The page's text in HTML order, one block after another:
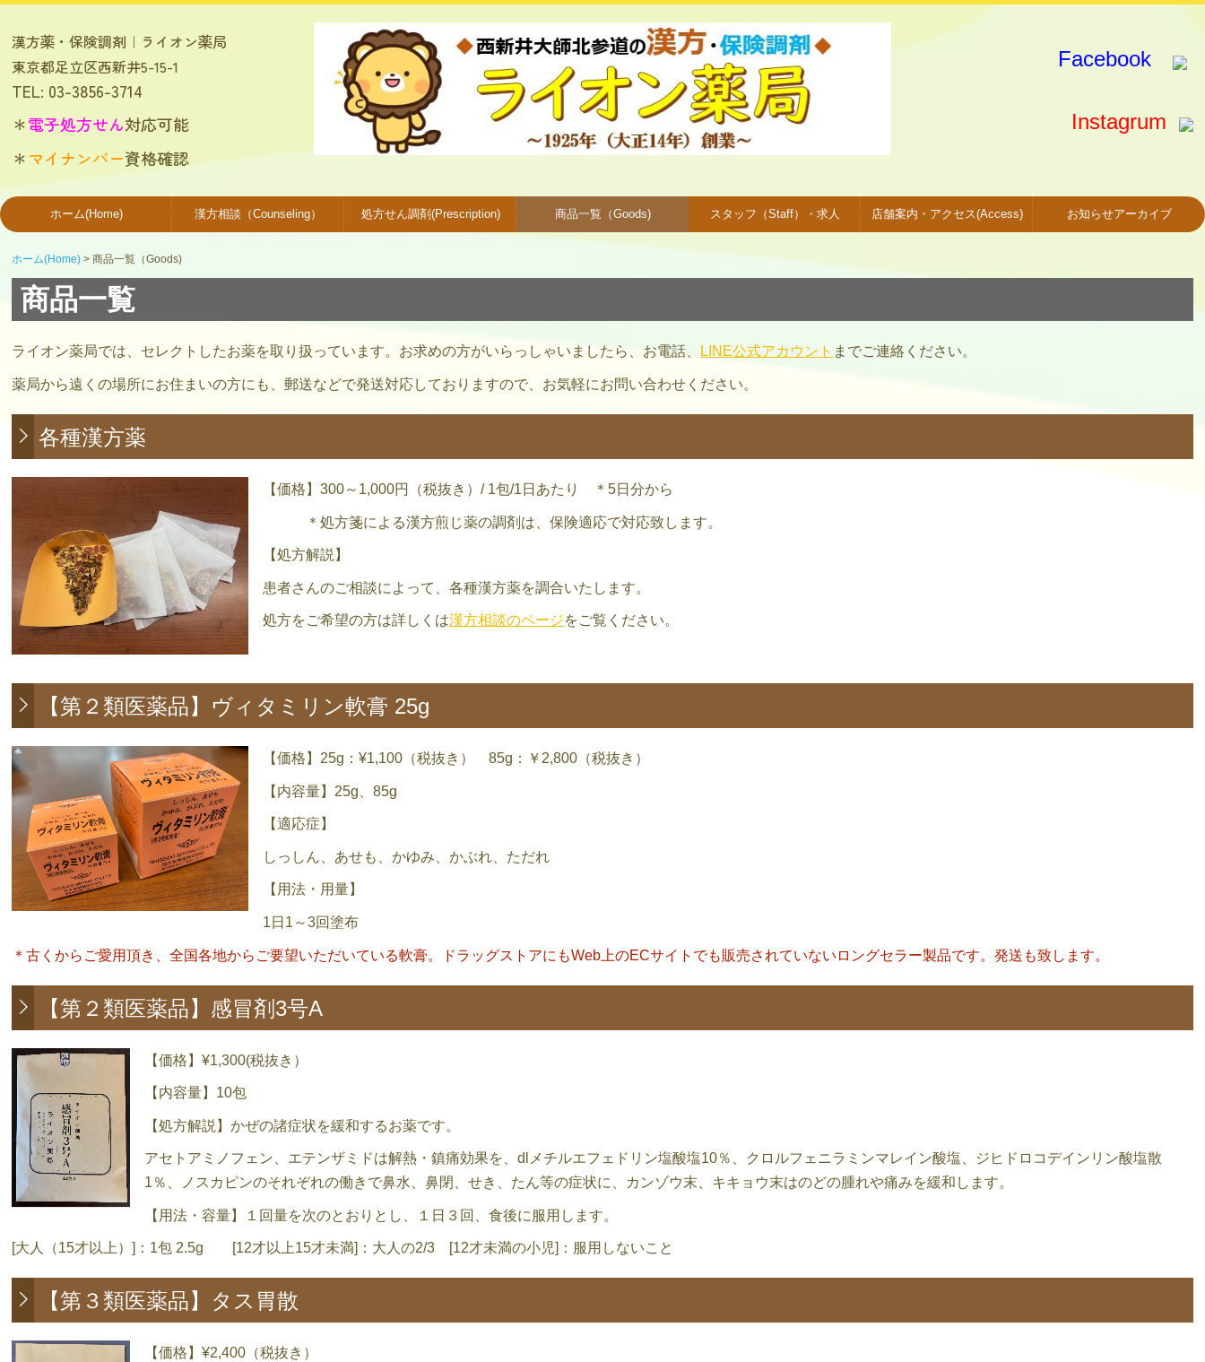
漢方薬・保険調剤｜ ライオン薬局
東京都足立区西新井5-15-1
TEL: 03-3856-3714
＊電子処方せん対応可能
＊マイナンバー資格確認
Facebook
Instagrum
ホーム(Home) 漢方相談（Counseling） 処方せん調剤(Prescription) 商品一覧（Goods) スタッフ（Staff）・求人 店舗案内・アクセス(Access) お知らせアーカイブ
ホーム(Home) 商品一覧（Goods)
商品一覧
ライオン薬局では、セレクトしたお薬を取り扱っています。お求めの方がいらっしゃいましたら、 お電話 LINE公式アカウント までご連絡ください。
薬局から遠くの場所にお住まいの方にも、郵送などで発送対応しておりますので、お気軽にお問い合わせください。
各種漢方薬
【価格】300～1,000円（税抜き）/ 1包/1日あたり ＊5日分から
＊処方箋による漢方煎じ薬の調剤は、保険適応で対応致します。
【処方解説】
患者さんのご相談によって、各種漢方薬を調合いたします。
処方をご希望の方は詳しくは漢方相談のページをご覧ください。
【第２類医薬品】ヴィタミリン軟膏 25g
【価格】25g：¥1,100（税抜き） 85g：￥2,800（税抜き）
【内容量】25g、85g
【適応症】
しっしん、あせも、かゆみ、かぶれ、ただれ
【用法・用量】
1日1～3回塗布
＊古くからご愛用頂き、全国各地からご要望いただいている軟膏。ドラッグストアにもWeb上のECサイトでも販売されていないロングセラー製品です。発送も致します。
【第２類医薬品】感冒剤3号A
【価格】¥1,300(税抜き）
【内容量】10包
【処方解説】かぜの諸症状を緩和するお薬です。
アセトアミノフェン、エテンザミドは解熱・鎮痛効果を、dlメチルエフェドリン塩酸塩10％、クロルフェニラミンマレイン酸塩、ジヒドロコデインリン酸塩散
1％、ノスカピンのそれぞれの働きで鼻水、鼻閉、せき、たん等の症状に、カンゾウ末、キキョウ末はのどの腫れや痛みを緩和します。
【用法・容量】１回量を次のとおりとし、１日３回、食後に服用します。
[大人（15才以上）]：1包 2.5g [12才以上15才未満]：大人の2/3 [12才未満の小児]：服用しないこと
【第３類医薬品】タス胃散
【価格】¥2,400（税抜き）